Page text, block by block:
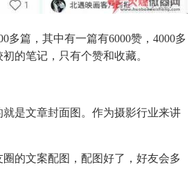
篇，其中有一篇有6000赞，4000多
的笔记，只有个赞和收藏。
是文章封面图。作为摄影行业来讲
文案配图，配图好了，好友会多